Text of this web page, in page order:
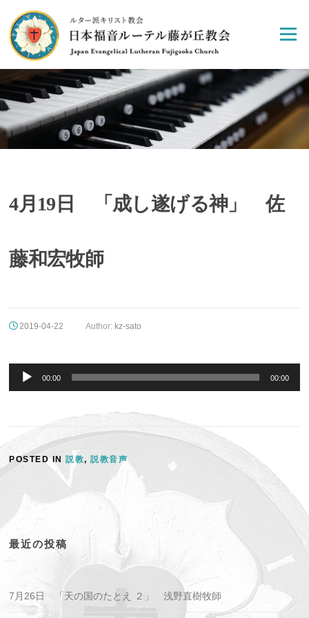
content
Menu
4月19日 「成し遂げる神」 佐
藤和宏牧師
2019-04-22 Author: kz-sato
プ
ー
00:00 00:00
POSTED IN説教,説教音声
最近の投稿
7月26日 「天の国のたとえ ２」 浅野直樹牧師